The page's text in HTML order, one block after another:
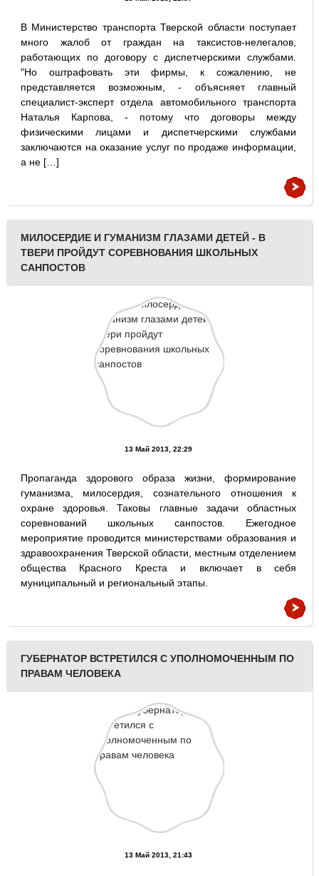
В Министерство транспорта Тверской области поступает
много жалоб от граждан на таксистов-нелегалов,
работающих по договору с диспетчерскими службами.
"Но оштрафовать эти фирмы, к сожалению, не
представляется возможным, - объясняет главный
специалист-эксперт отдела автомобильного транспорта
Наталья Карпова, - потому что договоры между
физическими лицами и диспетчерскими службами
заключаются на оказание услуг по продаже информации,
а не […]
МИЛОСЕРДИЕ И ГУМАНИЗМ ГЛАЗАМИ ДЕТЕЙ - В
ТВЕРИ ПРОЙДУТ СОРЕВНОВАНИЯ ШКОЛЬНЫХ
САНПОСТОВ
13 Май 2013, 22:29
Пропаганда здорового образа жизни, формирование
гуманизма, милосердия, сознательного отношения к
охране здоровья. Таковы главные задачи областных
соревнований школьных санпостов. Ежегодное
мероприятие проводится министерствами образования и
здравоохранения Тверской области, местным отделением
общества Красного Креста и включает в себя
муниципальный и региональный этапы.
ГУБЕРНАТОР ВСТРЕТИЛСЯ С УПОЛНОМОЧЕННЫМ ПО
ПРАВАМ ЧЕЛОВЕКА
13 Май 2013, 21:43